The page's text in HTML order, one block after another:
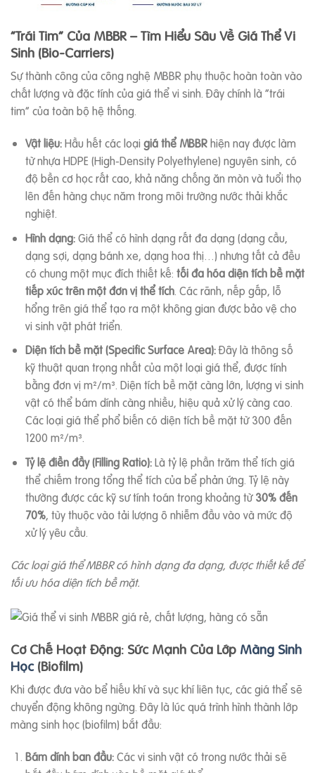
“Trái Tim” Của MBBR – Tìm Hiểu Sâu Về Giá Thể Vi
Sinh (Bio-Carriers)
Sự thành công của công nghệ MBBR phụ thuộc hoàn toàn vào
chất lượng và đặc tính của giá thể vi sinh. Đây chính là “trái
tim” của toàn bộ hệ thống.
Vật liệu:Hầu hết các loại giá thể MBBRhiện nay được làm
từ nhựa HDPE (High-Density Polyethylene) nguyên sinh, có
độ bền cơ học rất cao, khả năng chống ăn mòn và tuổi thọ
lên đến hàng chục năm trong môi trường nước thải khắc
nghiệt.
Hình dạng:Giá thể có hình dạng rất đa dạng (dạng cầu,
dạng sợi, dạng bánh xe, dạng hoa thị…) nhưng tất cả đều
có chung một mục đích thiết kế: tối đa hóa diện tích bề mặt
tiếp xúc trên một đơn vị thể tích. Các rãnh, nếp gấp, lỗ
hổng trên giá thể tạo ra một không gian được bảo vệ cho
vi sinh vật phát triển.
Diện tích bề mặt (Specific Surface Area):Đây là thông số
kỹ thuật quan trọng nhất của một loại giá thể, được tính
bằng đơn vị m²/m³. Diện tích bề mặt càng lớn, lượng vi sinh
vật có thể bám dính càng nhiều, hiệu quả xử lý càng cao.
Các loại giá thể phổ biến có diện tích bề mặt từ 300 đến
1200 m²/m³.
Tỷ lệ điền đầy (Filling Ratio):Là tỷ lệ phần trăm thể tích giá
thể chiếm trong tổng thể tích của bể phản ứng. Tỷ lệ này
thường được các kỹ sư tính toán trong khoảng từ30% đến
70%, tùy thuộc vào tải lượng ô nhiễm đầu vào và mức độ
xử lý yêu cầu.
Các loại giá thể MBBR có hình dạng đa dạng, được thiết kế để
tối ưu hóa diện tích bề mặt.
Cơ Chế Hoạt Động: Sức Mạnh Của Lớp Màng Sinh
Học(Biofilm)
Khi được đưa vào bể hiếu khí và sục khí liên tục, các giá thể sẽ
chuyển động không ngừng. Đây là lúc quá trình hình thành lớp
màng sinh học (biofilm) bắt đầu:
Bám dính ban đầu:Các vi sinh vật có trong nước thải sẽ